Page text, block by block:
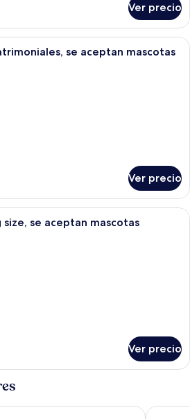
Ver precio
Habitación de hotel con dos camas,
se aceptan mascotas
Ver precio
Una habitación de hotel moderna
size, se aceptan mascotas
Ver precio
Hotel Tuscan